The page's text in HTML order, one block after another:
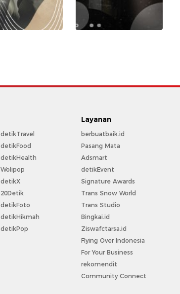
detikTravel
detikFood
detikHealth
Wolipop
detikX
20Detik
detikFoto
detikHikmah
detikPop
Layanan
berbuatbaik.id
Pasang Mata
Adsmart
detikEvent
Signature Awards
Trans Snow World
Trans Studio
Bingkai.id
Ziswafctarsa.id
Flying Over Indonesia
For Your Business
rekomendit
Community Connect